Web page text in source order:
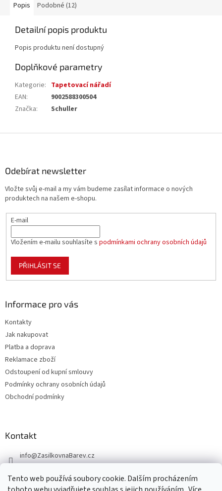
Tento web používá soubory cookie. Dalším procházením
Popis Podobné (12)
Detailní popis produktu
Popis produktu není dostupný
Doplňkové parametry
Kategorie: Tapetovací nářadí
EAN:
9002588300504
Značka: Schuller
Odebírat newsletter
Vložte svůj e-mail a my vám budeme zasílat informace o nových
produktech na našem e-shopu.
E-mail
Vložením e-mailu souhlasíte s podmínkami ochrany osobních údajů
PŘIHLÁSIT SE
Informace pro vás
Kontakty
Jak nakupovat
Platba a doprava
Reklamace zboží
Odstoupení od kupní smlouvy
Podmínky ochrany osobních údajů
Obchodní podmínky
Kontakt
info@ZasilkovnaBarev.cz